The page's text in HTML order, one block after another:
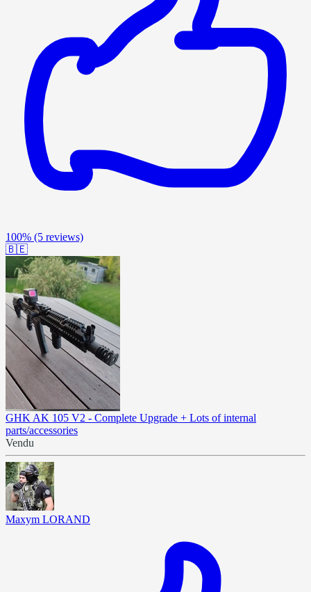
100% (5 reviews)
🇧🇪
GHK AK 105 V2 - Complete Upgrade + Lots of internal
parts/accessories
Vendu
Maxym LORAND